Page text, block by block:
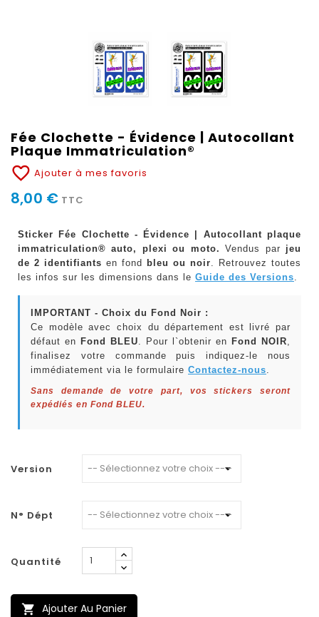
Fée Clochette - Évidence | Autocollant
Plaque Immatriculation®
favorite_border Ajouter à mes favoris
8,00 € TTC
Sticker Fée Clochette - Évidence | Autocollant plaque
immatriculation® auto, plexi ou moto. Vendus par jeu
de 2 identifiants en fond bleu ou noir. Retrouvez toutes
les infos sur les dimensions dans le Guide des Versions.
IMPORTANT - Choix du Fond Noir :
Ce modèle avec choix du département est livré par
défaut en Fond BLEU. Pour l`obtenir en Fond NOIR,
finalisez votre commande puis indiquez-le nous
immédiatement via le formulaire Contactez-nous.
Sans demande de votre part, vos stickers seront
expédiés en Fond BLEU.
Version
N° Dépt
Quantité
 Ajouter Au Panier